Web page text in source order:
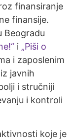
finansiranje
finansije.
Beogradu
i „Piši o
i zaposlenim
javnih
i stručniji
i kontroli
koje je